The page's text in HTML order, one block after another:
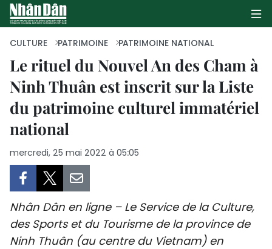
PAGE D'ACCUEIL
POLITIQUE
TOURISME
CULTURE PATRIMOINE PATRIMOINE NATIONAL
Le rituel du Nouvel An des Cham à
Ninh Thuân est inscrit sur la Liste
du patrimoine culturel immatériel
national
mercredi, 25 mai 2022 à 05:05
Nhân Dân en ligne – Le Service de la Culture,
des Sports et du Tourisme de la province de
Ninh Thuân (au centre du Vietnam) en